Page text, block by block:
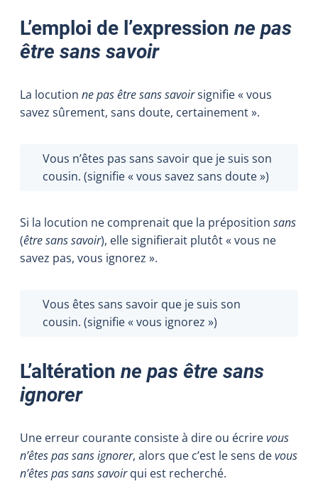
L’emploi de l’expression ne pas
être sans savoir
La locution ne pas être sans savoirsignifie « vous
savez sûrement, sans doute, certainement ».
Vous n’êtes pas sans savoir que je suis son
cousin. (signifie« vous savez sans doute »)
Si la locution ne comprenait que la préposition sans
(être sans savoir), elle signifierait plutôt « vous ne
savez pas, vous ignorez ».
Vous êtes sans savoir que je suis son
cousin. (signifie« vous ignorez »)
L’altération ne pas être sans
ignorer
Une erreur courante consiste à dire ou écrirevous
n’êtes pas sans ignorer, alors que c’est le sens devous
n’êtes pas sans savoirqui est recherché.